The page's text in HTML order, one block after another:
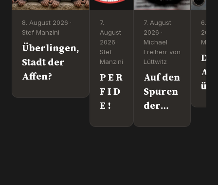
8. August 2026 ·
Stef Manzini
Überlingen,
Stadt der
Affen?
7.
August
2026 ·
Stef
Manzini
P E R
F I D
E !
7. August
2026 ·
Michael
Freiherr von
Lüttwitz
Auf den
Spuren
der
6.
2026